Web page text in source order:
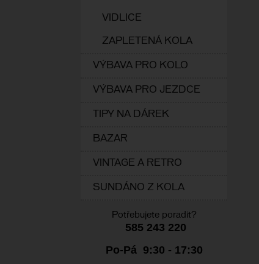
VIDLICE
ZAPLETENÁ KOLA
VÝBAVA PRO KOLO
VÝBAVA PRO JEZDCE
TIPY NA DÁREK
BAZAR
VINTAGE A RETRO
SUNDÁNO Z KOLA
Potřebujete poradit?
585 243 220
Po-Pá 9:30 - 17:30